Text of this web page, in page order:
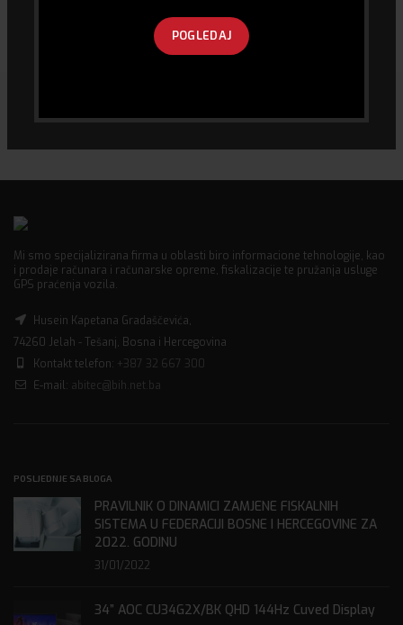
POGLEDAJ
PS4/PS4 Slim/PS4 PRO
Mi smo specijalizirana firma u oblasti biro informacione tehnologije, kao
i prodaje računara i računarske opreme, fiskalizacije te pružanja usluge
GPS praćenja vozila.
Husein Kapetana Gradaščevića,
74260 Jelah - Tešanj, Bosna i Hercegovina
Kontakt telefon: +387 32 667 300
E-mail: abitec@bih.net.ba
POSLJEDNJE SA BLOGA
PRAVILNIK O DINAMICI ZAMJENE FISKALNIH
SISTEMA U FEDERACIJI BOSNE I HERCEGOVINE ZA
2022. GODINU
31/01/2022
34” AOC CU34G2X/BK QHD 144Hz Cuved Display